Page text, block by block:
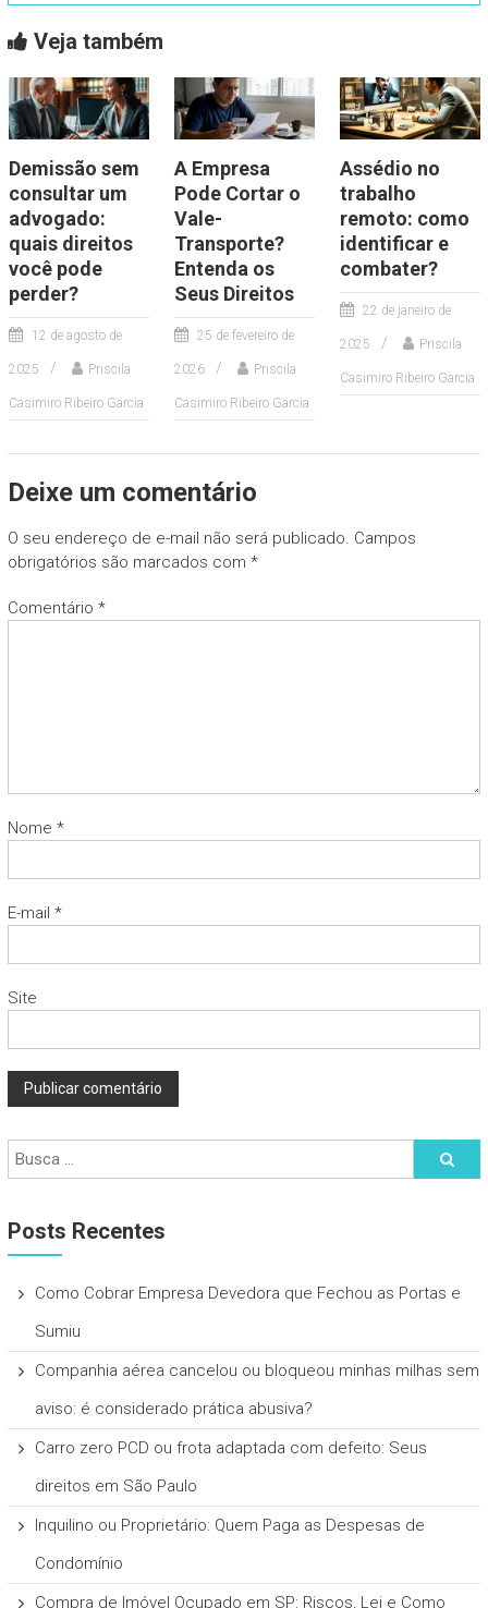
Veja também
Demissão sem
consultar um
advogado:
quais direitos
você pode
perder?
12 de agosto de
2025 Priscila
Casimiro Ribeiro Garcia
A Empresa
Pode Cortar o
Vale-
Transporte?
Entenda os
Seus Direitos
25 de fevereiro de
2026 Priscila
Casimiro Ribeiro Garcia
Assédio no
trabalho
remoto: como
identificar e
combater?
22 de janeiro de
2025 Priscila
Casimiro Ribeiro Garcia
Deixe um comentário
O seu endereço de e-mail não será publicado. Campos
obrigatórios são marcados com *
Comentário *
Nome *
E-mail *
Site
Posts Recentes
Como Cobrar Empresa Devedora que Fechou as Portas e
Sumiu
Companhia aérea cancelou ou bloqueou minhas milhas sem
aviso: é considerado prática abusiva?
Carro zero PCD ou frota adaptada com defeito: Seus
direitos em São Paulo
Inquilino ou Proprietário: Quem Paga as Despesas de
Condomínio
Compra de Imóvel Ocupado em SP: Riscos, Lei e Como